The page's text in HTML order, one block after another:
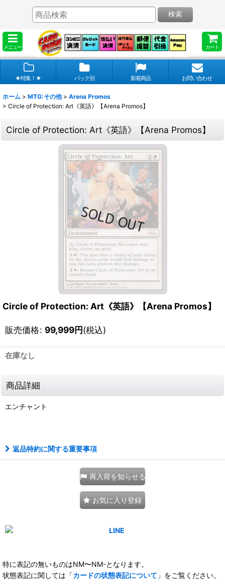
メニュー カート
検索
★特集！★ パック別 新着商品 お問い合わせ
ホーム > MTG:その他 > Arena Promos
> Circle of Protection: Art《英語》【Arena Promos】
Circle of Protection: Art《英語》【Arena Promos】
Circle of Protection: Art《英語》【Arena Promos】
販売価格: 99,999円(税込)
在庫なし
商品詳細
エンチャント
返品特約に関する重要事項
再入荷を知らせる
お気に入り登録
特に表記の無いものはNM〜NM-となります。
状態表記に関しては「カードの状態表記について 」をご覧ください。